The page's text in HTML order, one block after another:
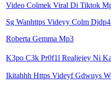
Video Colmek Viral Di Tiktok
Sg Wanhttps Videyy Colm
Roberta Gemma Mp3
Ikitahhh Https Videyf Gdwuys